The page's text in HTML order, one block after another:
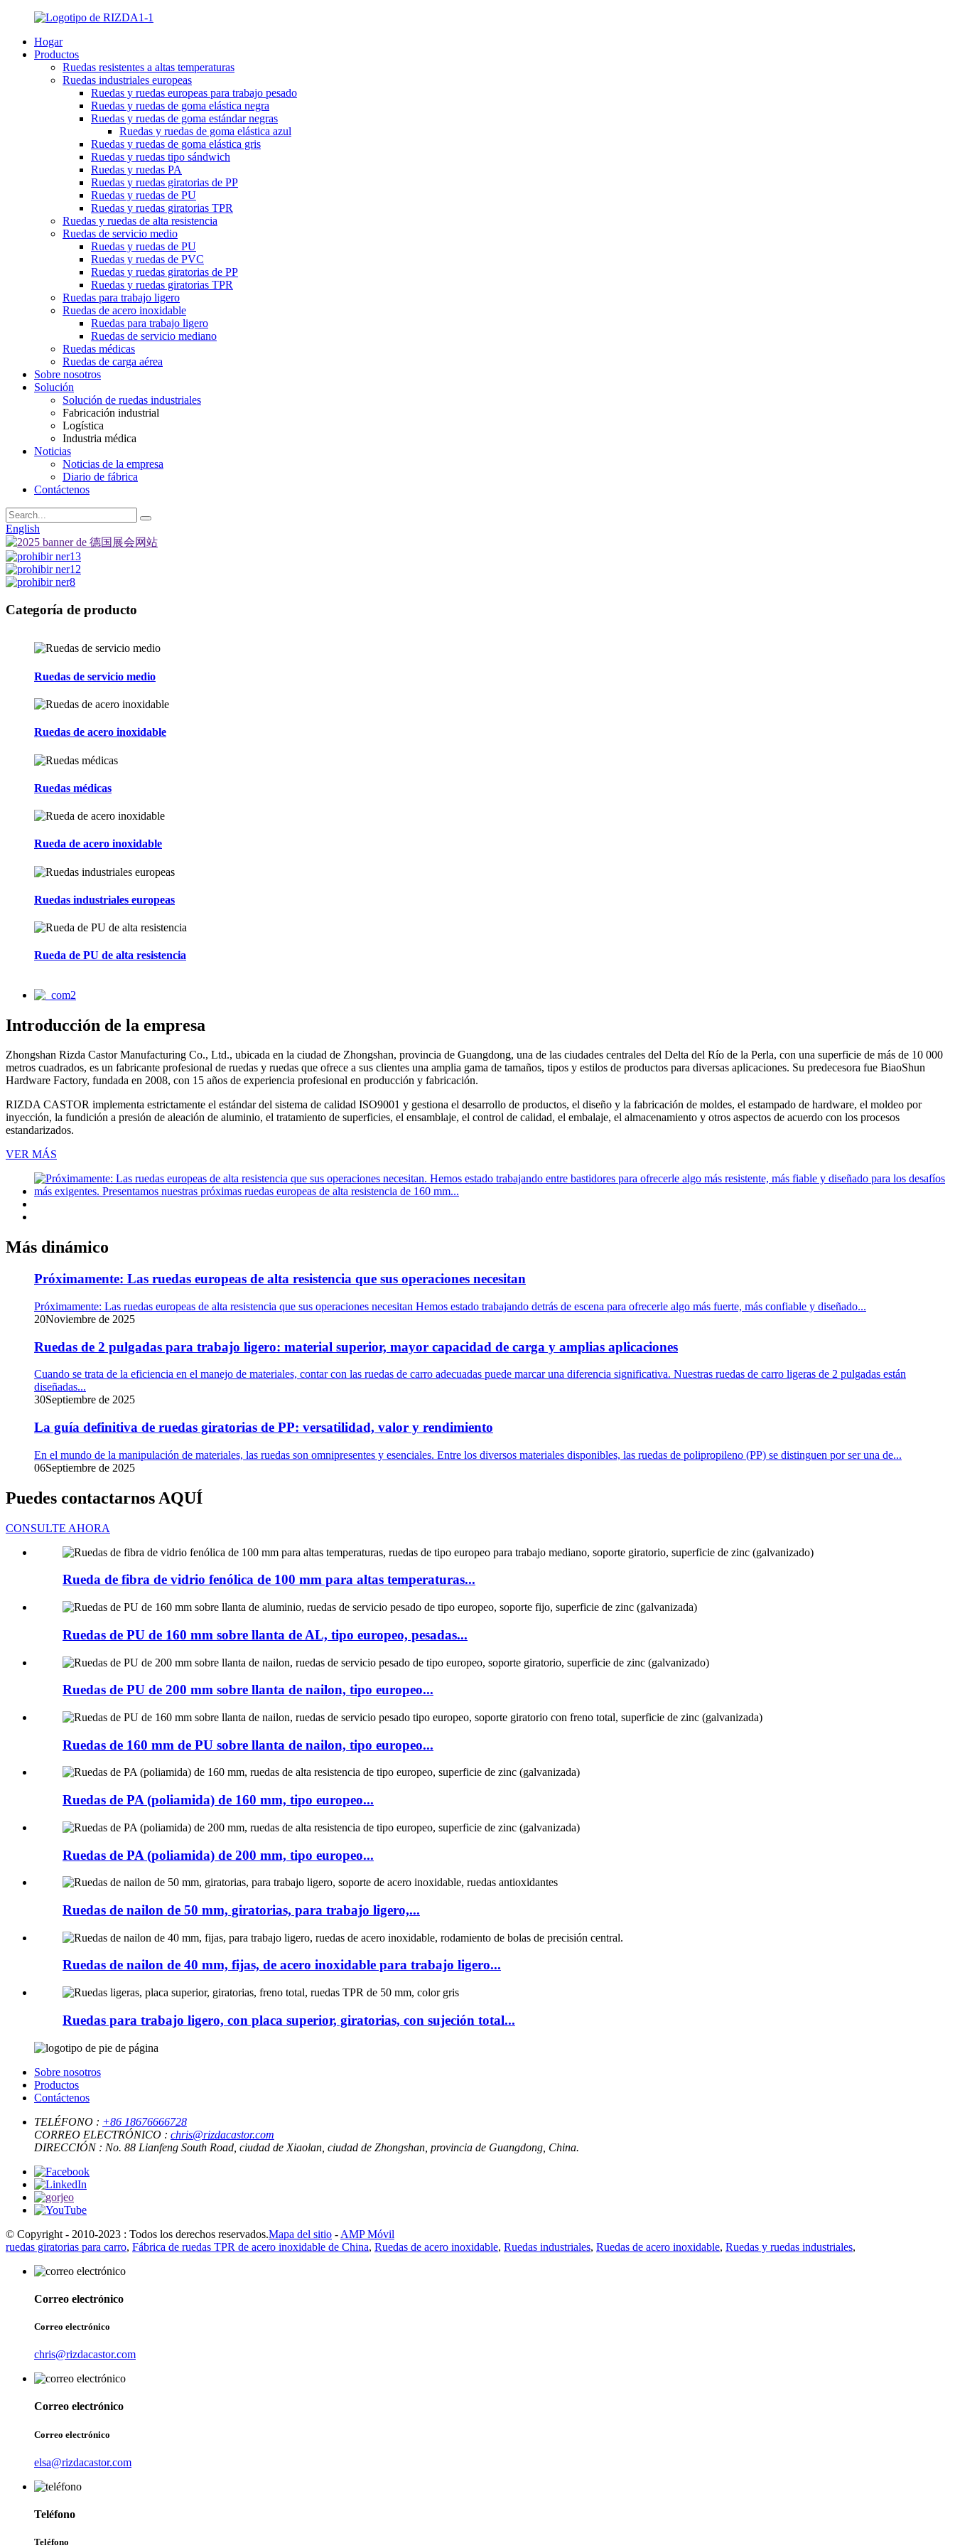
Hogar
Productos
Ruedas resistentes a altas temperaturas
Ruedas industriales europeas
Ruedas y ruedas europeas para trabajo pesado
Ruedas y ruedas de goma elástica negra
Ruedas y ruedas de goma estándar negras
Ruedas y ruedas de goma elástica azul
Ruedas y ruedas de goma elástica gris
Ruedas y ruedas tipo sándwich
Ruedas y ruedas PA
Ruedas y ruedas giratorias de PP
Ruedas y ruedas de PU
Ruedas y ruedas giratorias TPR
Ruedas y ruedas de alta resistencia
Ruedas de servicio medio
Ruedas y ruedas de PU
Ruedas y ruedas de PVC
Ruedas y ruedas giratorias de PP
Ruedas y ruedas giratorias TPR
Ruedas para trabajo ligero
Ruedas de acero inoxidable
Ruedas para trabajo ligero
Ruedas de servicio mediano
Ruedas médicas
Ruedas de carga aérea
Sobre nosotros
Solución
Solución de ruedas industriales
Fabricación industrial
Logística
Industria médica
Noticias
Noticias de la empresa
Diario de fábrica
Contáctenos
English
Categoría de producto
Ruedas de servicio medio
Ruedas de acero inoxidable
Ruedas médicas
Rueda de acero inoxidable
Ruedas industriales europeas
Rueda de PU de alta resistencia
Introducción de la empresa
Zhongshan Rizda Castor Manufacturing Co., Ltd., ubicada en la ciudad de Zhongshan, provincia de Guangdong, una de las ciudades centrales del Delta del Río de la Perla, con una superficie de más de 10 000
metros cuadrados, es un fabricante profesional de ruedas y ruedas que ofrece a sus clientes una amplia gama de tamaños, tipos y estilos de productos para diversas aplicaciones. Su predecesora fue BiaoShun
Hardware Factory, fundada en 2008, con 15 años de experiencia profesional en producción y fabricación.
RIZDA CASTOR implementa estrictamente el estándar del sistema de calidad ISO9001 y gestiona el desarrollo de productos, el diseño y la fabricación de moldes, el estampado de hardware, el moldeo por
inyección, la fundición a presión de aleación de aluminio, el tratamiento de superficies, el ensamblaje, el control de calidad, el embalaje, el almacenamiento y otros aspectos de acuerdo con los procesos
estandarizados.
VER MÁS
Más dinámico
Próximamente: Las ruedas europeas de alta resistencia que sus operaciones necesitan
Próximamente: Las ruedas europeas de alta resistencia que sus operaciones necesitan Hemos estado trabajando detrás de escena para ofrecerle algo más fuerte, más confiable y diseñado...
20Noviembre de 2025
Ruedas de 2 pulgadas para trabajo ligero: material superior, mayor capacidad de carga y amplias aplicaciones
Cuando se trata de la eficiencia en el manejo de materiales, contar con las ruedas de carro adecuadas puede marcar una diferencia significativa. Nuestras ruedas de carro ligeras de 2 pulgadas están
diseñadas...
30Septiembre de 2025
La guía definitiva de ruedas giratorias de PP: versatilidad, valor y rendimiento
En el mundo de la manipulación de materiales, las ruedas son omnipresentes y esenciales. Entre los diversos materiales disponibles, las ruedas de polipropileno (PP) se distinguen por ser una de...
06Septiembre de 2025
Puedes contactarnos AQUÍ
CONSULTE AHORA
Rueda de fibra de vidrio fenólica de 100 mm para altas temperaturas...
Ruedas de PU de 160 mm sobre llanta de AL, tipo europeo, pesadas...
Ruedas de PU de 200 mm sobre llanta de nailon, tipo europeo...
Ruedas de 160 mm de PU sobre llanta de nailon, tipo europeo...
Ruedas de PA (poliamida) de 160 mm, tipo europeo...
Ruedas de PA (poliamida) de 200 mm, tipo europeo...
Ruedas de nailon de 50 mm, giratorias, para trabajo ligero,...
Ruedas de nailon de 40 mm, fijas, de acero inoxidable para trabajo ligero...
Ruedas para trabajo ligero, con placa superior, giratorias, con sujeción total...
Sobre nosotros
Productos
Contáctenos
TELÉFONO : +86 18676666728
CORREO ELECTRÓNICO : chris@rizdacastor.com
DIRECCIÓN : No. 88 Lianfeng South Road, ciudad de Xiaolan, ciudad de Zhongshan, provincia de Guangdong, China.
© Copyright - 2010-2023 : Todos los derechos reservados.Mapa del sitio - AMP Móvil
ruedas giratorias para carro, Fábrica de ruedas TPR de acero inoxidable de China, Ruedas de acero inoxidable, Ruedas industriales, Ruedas de acero inoxidable, Ruedas y ruedas industriales,
Correo electrónico
Correo electrónico
chris@rizdacastor.com
Correo electrónico
Correo electrónico
elsa@rizdacastor.com
Teléfono
Teléfono